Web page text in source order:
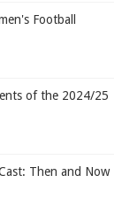
Football
of the 2024/25
Then and Now